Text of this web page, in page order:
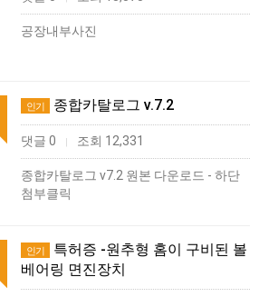
공장내부사진
인기 종합카탈로그 v.7.2
댓글 0 | 조회 12,331
종합카탈로그 v7.2 원본 다운로드 - 하단
첨부클릭
인기
특허증 -원추형 홈이 구비된 볼
베어링 면진장치